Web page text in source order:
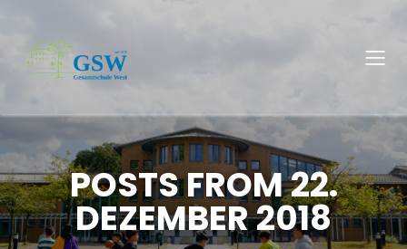
POSTS FROM 22.
DEZEMBER 2018